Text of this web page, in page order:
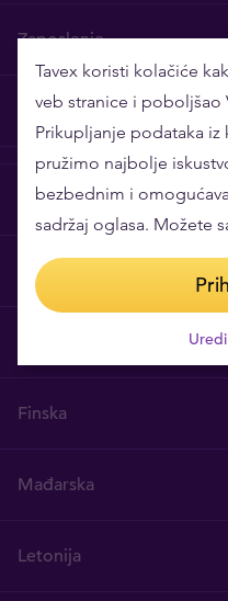
Zaposlenje
Uslovi i pravila
Bugarska
Danska
Finska
Mađarska
Letonija
Tavex koristi kolačiće
veb stranice i poboljšao
Prikupljanje podataka iz
pružimo najbolje
bezbednim i
sadržaj oglasa. Možete